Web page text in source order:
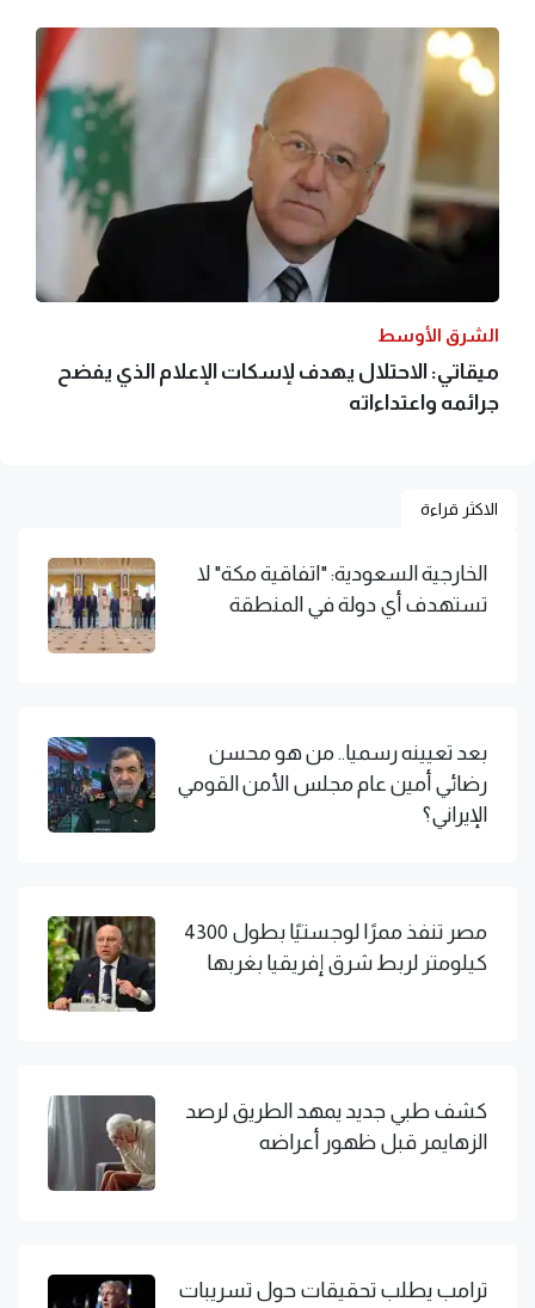
الشرق الأوسط
ميقاتي: الاحتلال يهدف لإسكات الإعلام الذي يفضح
جرائمه واعتداءاته
الاكثر قراءة
الخارجية السعودية: "اتفاقية مكة" لا
تستهدف أي دولة في المنطقة
بعد تعيينه رسميا.. من هو محسن
رضائي أمين عام مجلس الأمن القومي
الإيراني؟
مصر تنفذ ممرًا لوجستيًا بطول 4300
كيلومتر لربط شرق إفريقيا بغربها
كشف طبي جديد يمهد الطريق لرصد
الزهايمر قبل ظهور أعراضه
ترامب يطلب تحقيقات حول تسريبات